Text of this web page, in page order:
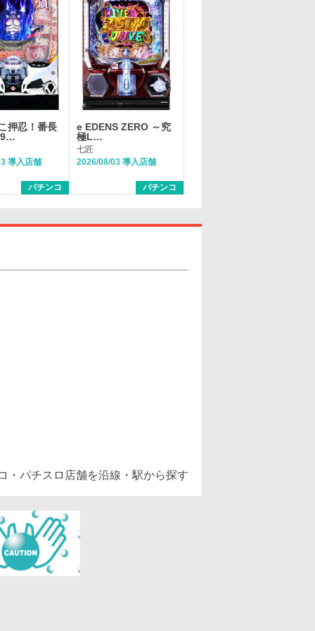
押忍！番長
導入店舗
パチンコ
e EDENS ZERO ～究
極L…
七匠
2026/08/03 導入店舗
パチンコ
・パチスロ店舗を沿線・駅から探す